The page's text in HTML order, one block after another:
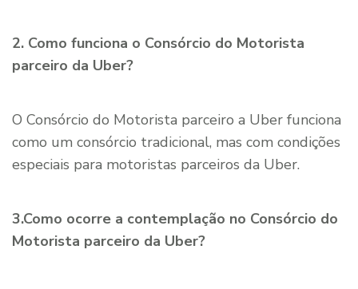
2. Como funciona o Consórcio do Motorista
parceiro da Uber?
O Consórcio do Motorista parceiro a Uber funciona
como um consórcio tradicional, mas com condições
especiais para motoristas parceiros da Uber.
3.Como ocorre a contemplação no Consórcio do
Motorista parceiro da Uber?